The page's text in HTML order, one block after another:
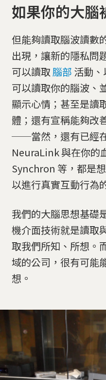
如果你的大腦
但能夠讀取腦波讀數
出現，讓新的隱私問
可以讀取腦部 活動
可以讀取你的腦波、
顯示心情；甚至是讀
體；還有宣稱能夠改
──當然，還有已經
NeuraLink 與在你的
Synchron 等，都是
以進行真實互動行為
我們的大腦思想基礎
機介面技術就是讀取
取我們所知、所想。
域的公司，很有可能
想。